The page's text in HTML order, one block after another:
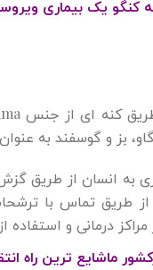
کنه ای از جنس
بز و گوسفند به
به انسان از طریق
از طریق تماس با
درمانی و
ماشایع ترین راه